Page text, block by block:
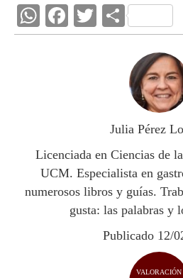
W
h
p
F
ac
k
T
w
C
o
m
p
ar
ti
r
Julia Pérez
Licenciada en Ciencias de
UCM. Especialista en
numerosos libros y guías.
gusta: las palabras y
Publicado 12/
VALORACIÓN